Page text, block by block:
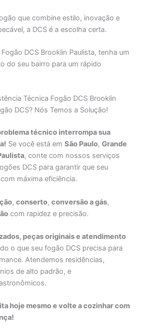
que combine estilo, inovação e
a DCS é a escolha certa.
DCS Brooklin Paulista, tenha um
do seu bairro para um rápido
Técnica Fogão DCS Brooklin
DCS? Nós Temos a Solução!
técnico interrompa sua
Se você está emSão Paulo,Grande
, conte com nossos serviços
DCS para garantir que seu
máxima eficiência.
,conserto,conversão a gás,
com rapidez e precisão.
peças originais e atendimento
o que seu fogão DCS precisa para
Atendemos residências,
de alto padrão, e
hoje mesmo e volte a cozinhar com